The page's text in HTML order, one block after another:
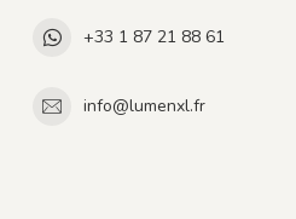
+33 1 87 21 88 61
info@lumenxl.fr